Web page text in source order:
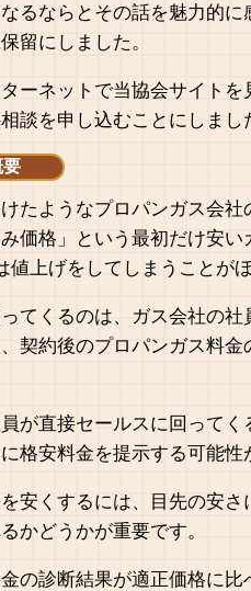
るならとその話を魅力的
留にしました。
ーネットで当協会サイト
談を申し込むことにしまし
要
たようなプロパンガス会
価格」という最初だけ安
値上げをしてしまうことが
てくるのは、ガス会社の
契約後のプロパンガス料
が直接セールスに回って
格安料金を提示する可能性
安くするには、目先の安
かどうかが重要です。
の診断結果が適正価格に比